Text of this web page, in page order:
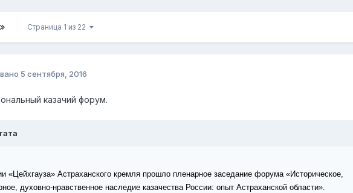
Страница 1 из 22
5 сентября, 2016
казачий форум.
«Цейхгауза» Астраханского кремля прошло пленарное заседание форума «Историческое,
духовно-нравственное наследие казачества России: опыт Астраханской области».